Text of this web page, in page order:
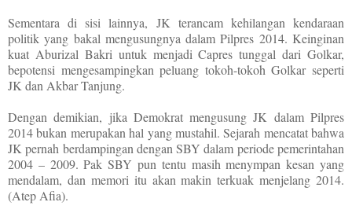
Sementara di sisi lainnya, JK terancam kehilangan kendaraan
politik yang bakal mengusungnya dalam Pilpres 2014. Keinginan
kuat Aburizal Bakri untuk menjadi Capres tunggal dari Golkar,
bepotensi mengesampingkan peluang tokoh-tokoh Golkar seperti
JK dan Akbar Tanjung.
Dengan demikian, jika Demokrat mengusung JK dalam Pilpres
2014 bukan merupakan hal yang mustahil. Sejarah mencatat bahwa
JK pernah berdampingan dengan SBY dalam periode pemerintahan
2004 – 2009. Pak SBY pun tentu masih menympan kesan yang
mendalam, dan memori itu akan makin terkuak menjelang 2014.
(Atep Afia).